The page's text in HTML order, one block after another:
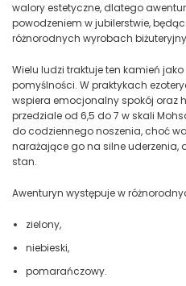
walory estetyczne, dlatego
powodzeniem w jubilerstwie,
różnorodnych wyrobach
Wielu ludzi traktuje ten kamień jako
pomyślności. W praktykach
wspiera emocjonalny spokój oraz
przedziale od 6,5 do 7 w skali
do codziennego noszenia, choć
narażające go na silne uderzenia,
stan.
Awenturyn występuje w
zielony,
niebieski,
pomarańczowy.